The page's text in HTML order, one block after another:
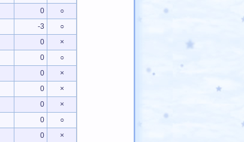
0
○
-3
○
0
×
0
○
0
×
0
×
0
×
0
○
0
×